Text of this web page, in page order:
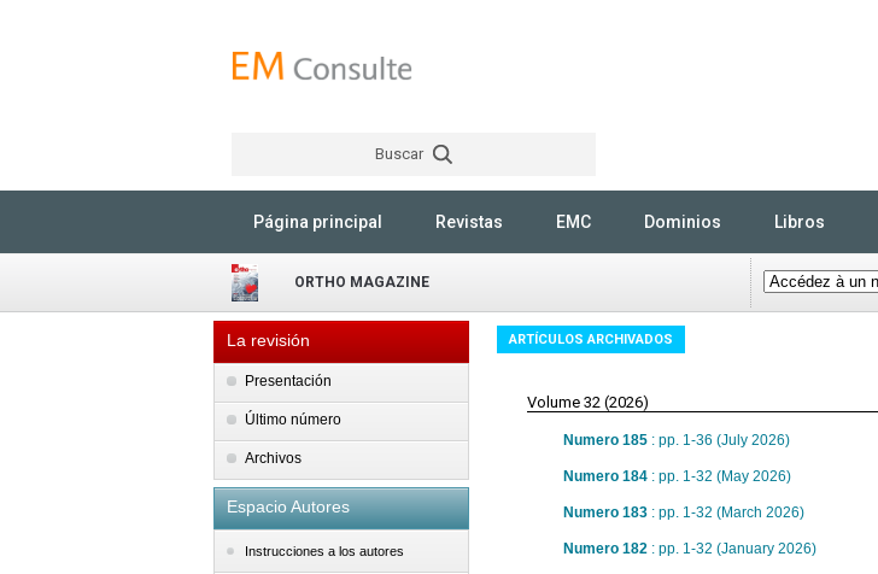
Buscar
Página principal Revistas EMC Dominios Libros
ORTHO MAGAZINE
La revisión
Presentación
Último número
Archivos
Espacio Autores
Instrucciones a los autores
ARTÍCULOS ARCHIVADOS
Volume 32 (2026)
Numero 185 : pp. 1-36 (July 2026)
Numero 184 : pp. 1-32 (May 2026)
Numero 183 : pp. 1-32 (March 2026)
Numero 182 : pp. 1-32 (January 2026)